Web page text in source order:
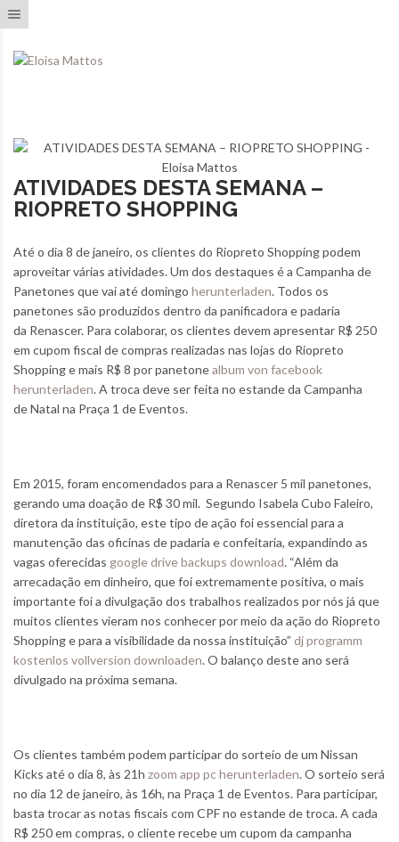
ATIVIDADES DESTA SEMANA –
RIOPRETO SHOPPING
Até o dia 8 de janeiro, os clientes do Riopreto Shopping podem
aproveitar várias atividades. Um dos destaques é a Campanha de
Panetones que vai até domingo herunterladen. Todos os
panetones são produzidos dentro da panificadora e padaria
da Renascer. Para colaborar, os clientes devem apresentar R$ 250
em cupom fiscal de compras realizadas nas lojas do Riopreto
Shopping e mais R$ 8 por panetonealbum von facebook
herunterladen. A troca deve ser feita no estande da Campanha
de Natal na Praça 1 de Eventos.
Em 2015, foram encomendados para a Renascer 5 mil panetones,
gerando uma doação de R$ 30 mil. Segundo Isabela Cubo Faleiro,
diretora da instituição, este tipo de ação foi essencial para a
manutenção das oficinas de padaria e confeitaria, expandindo as
vagas oferecidas google drive backups download. “Além da
arrecadação em dinheiro, que foi extremamente positiva, o mais
importante foi a divulgação dos trabalhos realizados por nós já que
muitos clientes vieram nos conhecer por meio da ação do Riopreto
Shopping e para a visibilidade da nossa instituição” dj programm
kostenlos vollversion downloaden. O balanço deste ano será
divulgado na próxima semana.
Os clientes também podem participar do sorteio de um Nissan
Kicks até o dia 8, às 21h zoom app pc herunterladen. O sorteio será
no dia 12 de janeiro, às 16h, na Praça 1 de Eventos. Para participar,
basta trocar as notas fiscais com CPF no estande de troca. A cada
R$ 250 em compras, o cliente recebe um cupom da campanha